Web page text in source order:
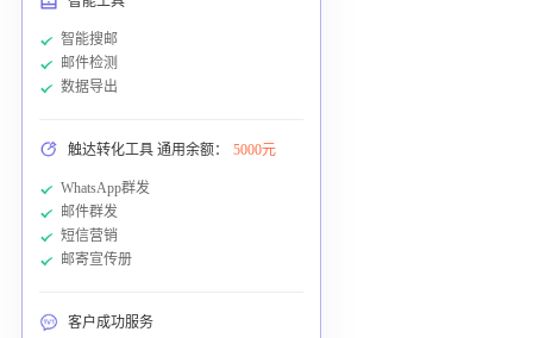
智能搜邮
邮件检测
数据导出
触达转化工具 通用余额： 5000元
WhatsApp群发
邮件群发
短信营销
邮寄宣传册
客户成功服务